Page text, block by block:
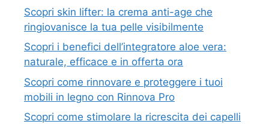
Scopri skin lifter: la crema anti-age che
ringiovanisce la tua pelle visibilmente
Scopri i benefici dell’integratore aloe vera:
naturale, efficace e in offerta ora
Scopri come rinnovare e proteggere i tuoi
mobili in legno con Rinnova Pro
Scopri come stimolare la ricrescita dei capelli